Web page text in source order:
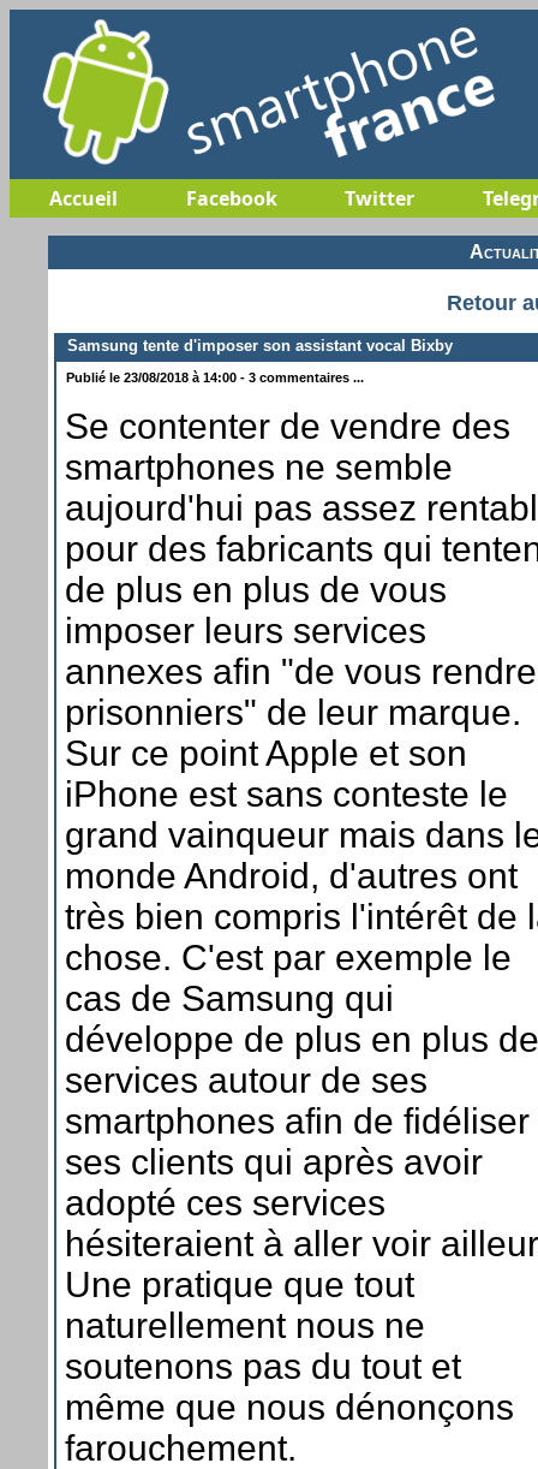
Accueil Facebook Twitter
Retour
Samsung tente d'imposer son assistant vocal Bixby
Publié le 23/08/2018 à 14:00 - 3 commentaires ...
Se contenter de vendre des
smartphones ne semble
aujourd'hui pas assez
pour des fabricants qui
de plus en plus de vous
imposer leurs services
annexes afin "de vous rendre
prisonniers" de leur marque.
Sur ce point Apple et son
iPhone est sans conteste le
grand vainqueur mais dans
monde Android, d'autres ont
très bien compris l'intérêt de
chose. C'est par exemple le
cas de Samsung qui
développe de plus en plus de
services autour de ses
smartphones afin de fidéliser
ses clients qui après avoir
adopté ces services
hésiteraient à aller voir
Une pratique que tout
naturellement nous ne
soutenons pas du tout et
même que nous dénonçons
farouchement.